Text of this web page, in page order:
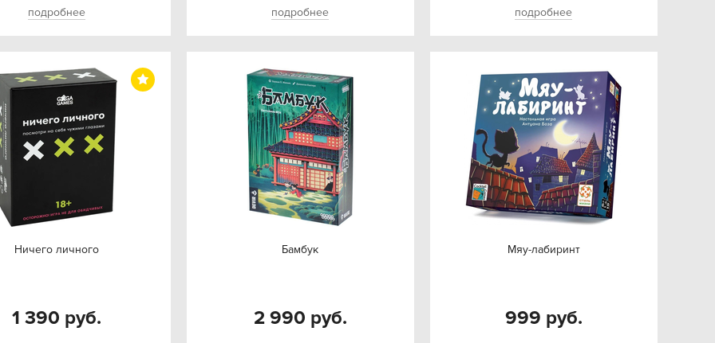
подробнее подробнее подробнее
Ничего личного
1 390 руб.
Бамбук
2 990 руб.
Мяу-лабиринт
999 руб.